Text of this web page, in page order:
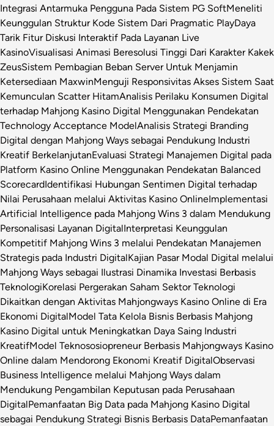
Integrasi Antarmuka Pengguna Pada Sistem PG SoftMeneliti
Keunggulan Struktur Kode Sistem Dari Pragmatic PlayDaya
Tarik Fitur Diskusi Interaktif Pada Layanan Live
KasinoVisualisasi Animasi Beresolusi Tinggi Dari Karakter Kakek
ZeusSistem Pembagian Beban Server Untuk Menjamin
Ketersediaan MaxwinMenguji Responsivitas Akses Sistem Saat
Kemunculan Scatter HitamAnalisis Perilaku Konsumen Digital
terhadap Mahjong Kasino Digital Menggunakan Pendekatan
Technology Acceptance ModelAnalisis Strategi Branding
Digital dengan Mahjong Ways sebagai Pendukung Industri
Kreatif BerkelanjutanEvaluasi Strategi Manajemen Digital pada
Platform Kasino Online Menggunakan Pendekatan Balanced
ScorecardIdentifikasi Hubungan Sentimen Digital terhadap
Nilai Perusahaan melalui Aktivitas Kasino OnlineImplementasi
Artificial Intelligence pada Mahjong Wins 3 dalam Mendukung
Personalisasi Layanan DigitalInterpretasi Keunggulan
Kompetitif Mahjong Wins 3 melalui Pendekatan Manajemen
Strategis pada Industri DigitalKajian Pasar Modal Digital melalui
Mahjong Ways sebagai Ilustrasi Dinamika Investasi Berbasis
TeknologiKorelasi Pergerakan Saham Sektor Teknologi
Dikaitkan dengan Aktivitas Mahjongways Kasino Online di Era
Ekonomi DigitalModel Tata Kelola Bisnis Berbasis Mahjong
Kasino Digital untuk Meningkatkan Daya Saing Industri
KreatifModel Teknososiopreneur Berbasis Mahjongways Kasino
Online dalam Mendorong Ekonomi Kreatif DigitalObservasi
Business Intelligence melalui Mahjong Ways dalam
Mendukung Pengambilan Keputusan pada Perusahaan
DigitalPemanfaatan Big Data pada Mahjong Kasino Digital
sebagai Pendukung Strategi Bisnis Berbasis DataPemanfaatan